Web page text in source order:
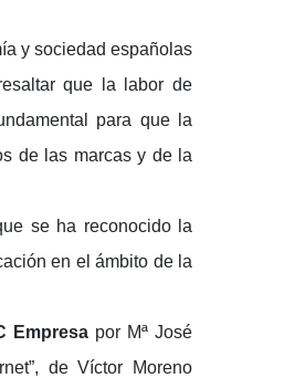
y sociedad españolas
que la labor de
para que la
de las marcas y de la
se ha reconocido la
en el ámbito de la
Empresa por Mª José
de Víctor Moreno